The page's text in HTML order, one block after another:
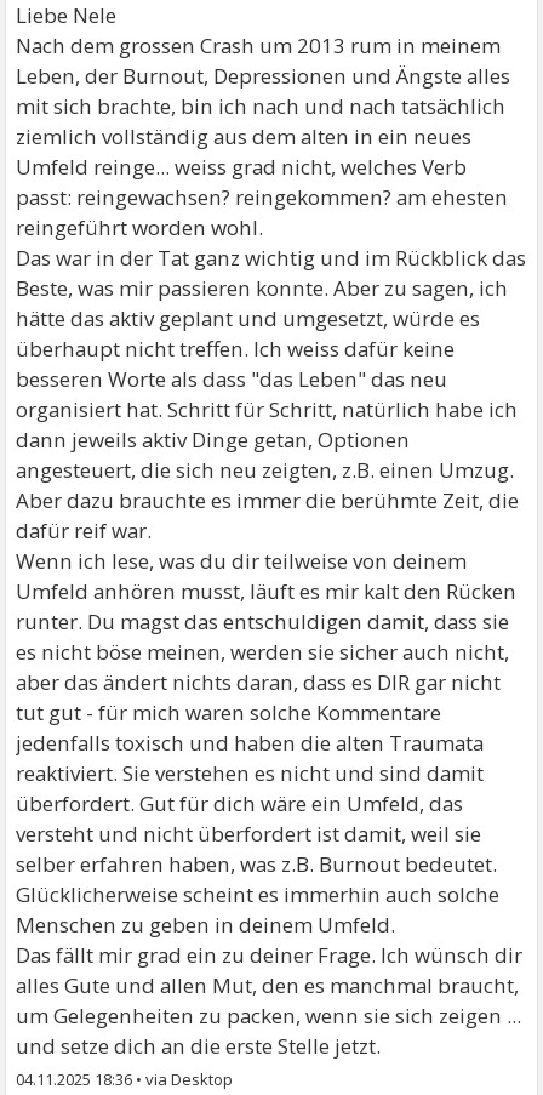
Liebe Nele
Nach dem grossen Crash um 2013 rum in meinem
Leben, der Burnout, Depressionen und Ängste alles
mit sich brachte, bin ich nach und nach tatsächlich
ziemlich vollständig aus dem alten in ein neues
Umfeld reinge... weiss grad nicht, welches Verb
passt: reingewachsen? reingekommen? am ehesten
reingeführt worden wohl.
Das war in der Tat ganz wichtig und im Rückblick das
Beste, was mir passieren konnte. Aber zu sagen, ich
hätte das aktiv geplant und umgesetzt, würde es
überhaupt nicht treffen. Ich weiss dafür keine
besseren Worte als dass "das Leben" das neu
organisiert hat. Schritt für Schritt, natürlich habe ich
dann jeweils aktiv Dinge getan, Optionen
angesteuert, die sich neu zeigten, z.B. einen Umzug.
Aber dazu brauchte es immer die berühmte Zeit, die
dafür reif war.
Wenn ich lese, was du dir teilweise von deinem
Umfeld anhören musst, läuft es mir kalt den Rücken
runter. Du magst das entschuldigen damit, dass sie
es nicht böse meinen, werden sie sicher auch nicht,
aber das ändert nichts daran, dass es DIR gar nicht
tut gut - für mich waren solche Kommentare
jedenfalls toxisch und haben die alten Traumata
reaktiviert. Sie verstehen es nicht und sind damit
überfordert. Gut für dich wäre ein Umfeld, das
versteht und nicht überfordert ist damit, weil sie
selber erfahren haben, was z.B. Burnout bedeutet.
Glücklicherweise scheint es immerhin auch solche
Menschen zu geben in deinem Umfeld.
Das fällt mir grad ein zu deiner Frage. Ich wünsch dir
alles Gute und allen Mut, den es manchmal braucht,
um Gelegenheiten zu packen, wenn sie sich zeigen ...
und setze dich an die erste Stelle jetzt.
04.11.2025 18:36 •